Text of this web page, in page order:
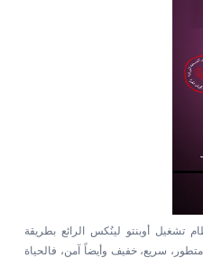
تشغيل أوبنتو لينُكس الرائع بطريقة
سريع، خفيف وأيضاً آمن، فالحياة